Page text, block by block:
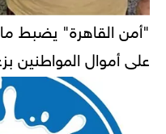
"أمن القاهرة" يضبط
على أموال المواطنين